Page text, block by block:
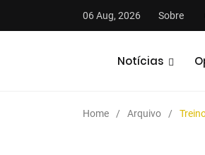
06 Aug, 2026 Sobre
Notícias
Home Arquivo